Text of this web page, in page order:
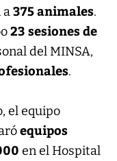
a375 animales.
23 sesiones de
del MINSA,
.
el equipo
equipos
en el Hospital